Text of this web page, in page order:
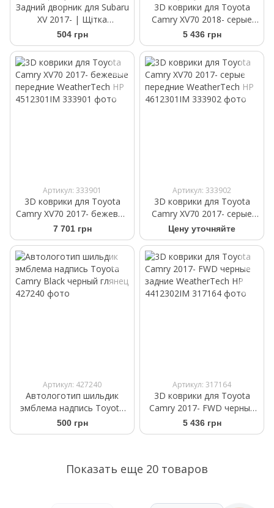
Задний дворник для Subaru
XV 2017- | Щітка
склоочисника Bosch Rear
H 306 300 мм
504 грн
3D коврики для Toyota
Camry XV70 2018- серые
задние WeatherTech HP
4612302IM
5 436 грн
Артикул: 333901
3D коврики для Toyota
Camry XV70 2017- бежевые
передние WeatherTech HP
4512301IM
7 701 грн
Артикул: 333902
3D коврики для Toyota
Camry XV70 2017- серые
передние WeatherTech HP
4612301IM
Цену уточняйте
Артикул: 427240
Автологотип шильдик
эмблема надпись Toyota
Camry Black черный глянец
500 грн
Артикул: 317164
3D коврики для Toyota
Camry 2017- FWD черные
задние WeatherTech HP
4412302IM
5 436 грн
Показать еще 20 товаров